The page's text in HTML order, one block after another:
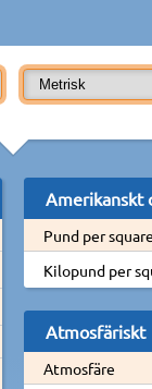
Amerikanskt
Pund per
Kilopund per
Atmosfäriskt
Atmosfäre